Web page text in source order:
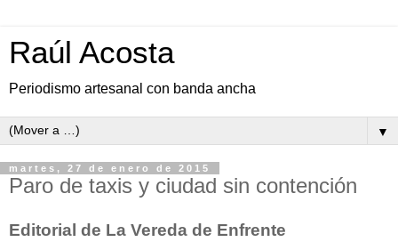
Raúl Acosta
Periodismo artesanal con banda ancha
▼
martes, 27 de enero de 2015
Paro de taxis y ciudad sin contención
Editorial de La Vereda de Enfrente